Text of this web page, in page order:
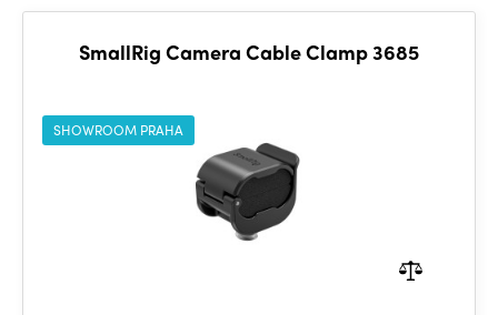
SmallRig Camera Cable Clamp 3685
SHOWROOM PRAHA